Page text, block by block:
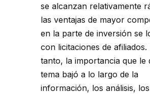
se alcanzan relativamente
las ventajas de mayor
en la parte de inversión se
con licitaciones de
tanto, la importancia que le
tema bajó a lo largo de la
información, los análisis,